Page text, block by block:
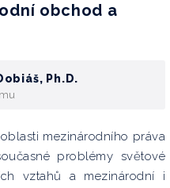
obchod a
Ph.D.
mezinárodního práva
problémy světové
vztahů a mezinárodní i